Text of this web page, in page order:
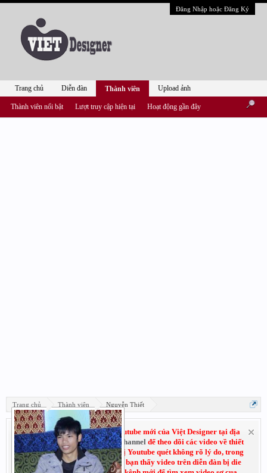
Đăng Nhập hoặc Đăng Ký
Trang chủ Thành viên Nguyễn Thiết
Hãy đăng ký subscribe kênh Youtube mới của Việt Designer tại địa
chỉ:Youtube.com/VietDesignerChannel để theo dõi các video về thiết
kế đồ họa. Do trước đó kênh cũ bị Youtube quét không rõ lý do, trong
thời gian chờ kháng cáo nếu các bạn thấy video trên diễn đàn bị die
Trang chủ Diễn đàn Thành viên
Thành viên nổi bật Lượt truy cập hiện tại Hoạt động gần đây
Upload ảnh